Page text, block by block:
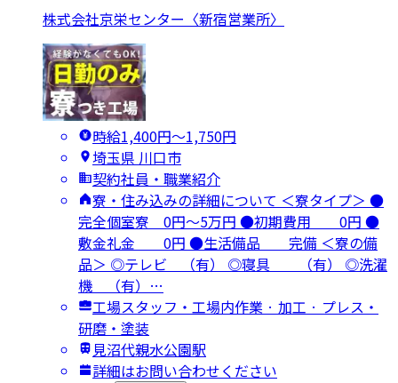
株式会社京栄センター〈新宿営業所〉
時給1,400円〜1,750円
埼玉県 川口市
契約社員・職業紹介
寮・住み込みの詳細について ＜寮タイプ＞ ●
完全個室寮 0円～5万円 ●初期費用 0円 ●
敷金礼金 0円 ●生活備品 完備 ＜寮の備
品＞ ◎テレビ （有） ◎寝具 （有） ◎洗濯
機 （有）…
工場スタッフ・工場内作業 · 加工 · プレス・
研磨・塗装
見沼代親水公園駅
詳細はお問い合わせください